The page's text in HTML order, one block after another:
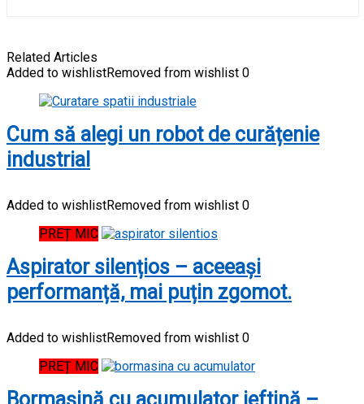
Related Articles
Added to wishlistRemoved from wishlist 0
Cum să alegi un robot de curățenie
industrial
Added to wishlistRemoved from wishlist 0
PREȚ MIC
Aspirator silențios – aceeași
performanță, mai puțin zgomot.
Added to wishlistRemoved from wishlist 0
PREȚ MIC